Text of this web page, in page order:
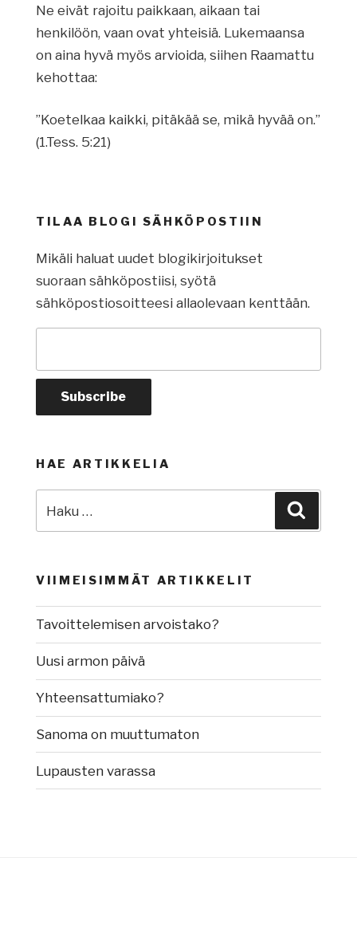
Ne eivät rajoitu paikkaan, aikaan tai
henkilöön, vaan ovat yhteisiä. Lukemaansa
on aina hyvä myös arvioida, siihen Raamattu
kehottaa:
”Koetelkaa kaikki, pitäkää se, mikä hyvää on.”
(1.Tess. 5:21)
TILAA BLOGI SÄHKÖPOSTIIN
Mikäli haluat uudet blogikirjoitukset
suoraan sähköpostiisi, syötä
sähköpostiosoitteesi allaolevaan kenttään.
HAE ARTIKKELIA
VIIMEISIMMÄT ARTIKKELIT
Tavoittelemisen arvoistako?
Uusi armon päivä
Yhteensattumiako?
Sanoma on muuttumaton
Lupausten varassa